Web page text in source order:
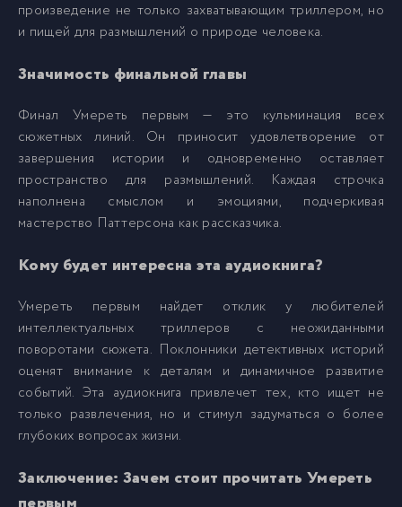
01_02_11
23 01_03_01
24 01_03_02
25 01_03_03
27
28 01_03_06
01_03_07
произведение не только захватывающим триллером, но
и пищей для размышлений о природе человека.
Значимость финальной главы
Финал Умереть первым — это кульминация всех
сюжетных линий. Он приносит удовлетворение от
завершения истории и одновременно оставляет
пространство для размышлений. Каждая строчка
наполнена смыслом и эмоциями, подчеркивая
мастерство Паттерсона как рассказчика.
Кому будет интересна эта аудиокнига?
Умереть первым найдет отклик у любителей
интеллектуальных триллеров с неожиданными
поворотами сюжета. Поклонники детективных историй
оценят внимание к деталям и динамичное развитие
событий. Эта аудиокнига привлечет тех, кто ищет не
только развлечения, но и стимул задуматься о более
глубоких вопросах жизни.
Заключение: Зачем стоит прочитать Умереть